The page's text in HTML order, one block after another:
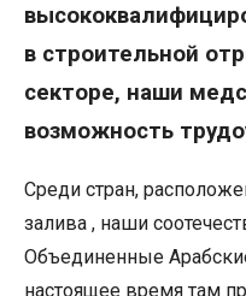
в строительной
секторе, наши
возможность
Среди стран,
залива , наши
Объединенные
настоящее время там